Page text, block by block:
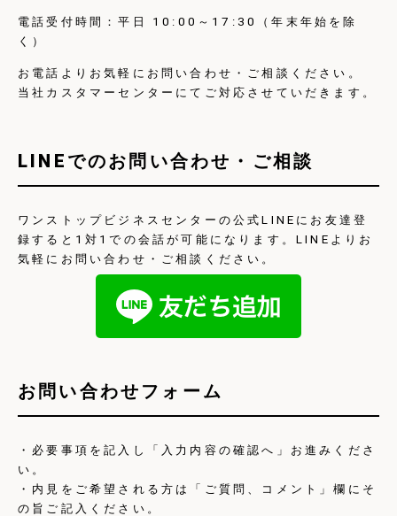
電話受付時間：平日 10:00～17:30（年末年始を除
く）
お電話よりお気軽にお問い合わせ・ご相談ください。
当社カスタマーセンターにてご対応させていだきます。
LINEでのお問い合わせ・ご相談
ワンストップビジネスセンターの公式LINEにお友達登
録すると1対1での会話が可能になります。LINEよりお
気軽にお問い合わせ・ご相談ください。
お問い合わせフォーム
・必要事項を記入し「入力内容の確認へ」お進みくださ
い。
・内見をご希望される方は「ご質問、コメント」欄にそ
の旨ご記入ください。